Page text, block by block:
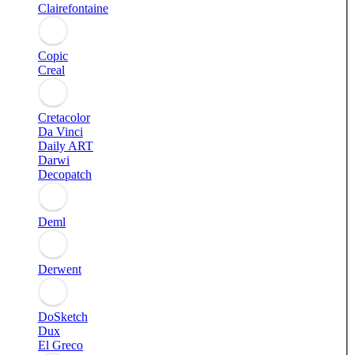
Clairefontaine
Copic
Creal
Cretacolor
Da Vinci
Daily ART
Darwi
Decopatch
Deml
Derwent
DoSketch
Dux
El Greco